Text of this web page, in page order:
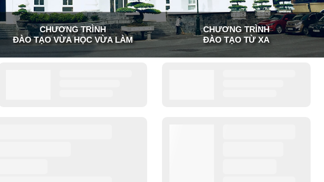
CHƯƠNG TRÌNH
ĐÀO TẠO VỪA HỌC VỪA LÀM
CHƯƠNG TRÌNH
ĐÀO TẠO TỪ XA